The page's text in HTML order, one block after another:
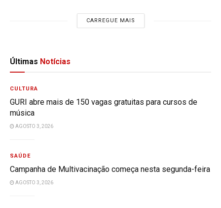
CARREGUE MAIS
Últimas Notícias
CULTURA
GURI abre mais de 150 vagas gratuitas para cursos de
música
AGOSTO 3, 2026
SAÚDE
Campanha de Multivacinação começa nesta segunda-feira
AGOSTO 3, 2026